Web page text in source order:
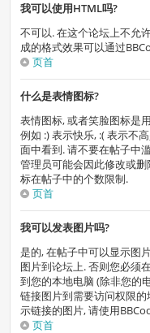
我可以使用HTML吗?
不可以. 在这个论坛上不允
成的格式效果可以通过
页首
什么是表情图标?
表情图标, 或者笑脸图标是
例如 :) 表示快乐, :( 表示不
面中看到. 请不要在帖子中
管理员可能会因此修改或
标在帖子中的个数限制.
页首
我可以发表图片吗?
是的, 在帖子中可以显示图
图片到论坛上. 否则您必须
到您的本地电脑 (除非您的
链接图片到需要访问权限
示链接的图片, 请使用
页首